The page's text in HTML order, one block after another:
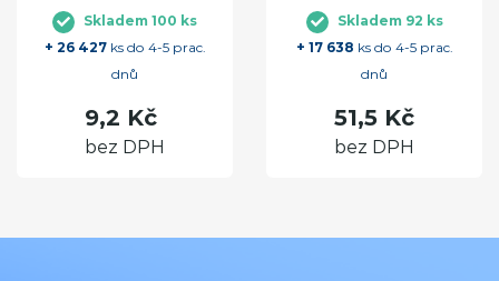
Skladem 100 ks
+ 26 427ks do 4-5 prac.
dnů
9,2 Kč
bez DPH
Skladem 92 ks
+ 17 638 ks do 4-5 prac.
dnů
51,5 Kč
bez DPH